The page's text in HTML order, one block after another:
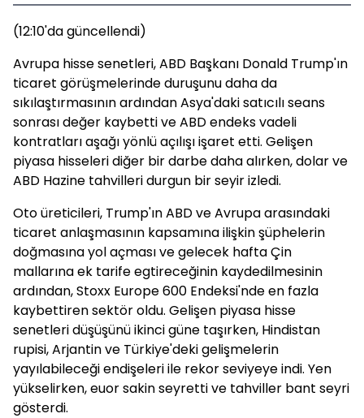
(12:10'da güncellendi)
Avrupa hisse senetleri, ABD Başkanı Donald Trump'ın
ticaret görüşmelerinde duruşunu daha da
sıkılaştırmasının ardından Asya'daki satıcılı seans
sonrası değer kaybetti ve ABD endeks vadeli
kontratları aşağı yönlü açılışı işaret etti. Gelişen
piyasa hisseleri diğer bir darbe daha alırken, dolar ve
ABD Hazine tahvilleri durgun bir seyir izledi.
Oto üreticileri, Trump'ın ABD ve Avrupa arasındaki
ticaret anlaşmasının kapsamına ilişkin şüphelerin
doğmasına yol açması ve gelecek hafta Çin
mallarına ek tarife egtireceğinin kaydedilmesinin
ardından, Stoxx Europe 600 Endeksi'nde en fazla
kaybettiren sektör oldu. Gelişen piyasa hisse
senetleri düşüşünü ikinci güne taşırken, Hindistan
rupisi, Arjantin ve Türkiye'deki gelişmelerin
yayılabileceği endişeleri ile rekor seviyeye indi. Yen
yükselirken, euor sakin seyretti ve tahviller bant seyri
gösterdi.